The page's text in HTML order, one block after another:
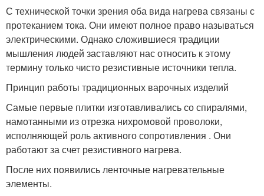
С технической точки зрения оба вида нагрева связаны с
протеканием тока. Они имеют полное право называться
электрическими. Однако сложившиеся традиции
мышления людей заставляют нас относить к этому
термину только чисто резистивные источники тепла.
Принцип работы традиционных варочных изделий
Самые первые плитки изготавливались со спиралями,
намотанными из отрезка нихромовой проволоки,
исполняющей роль активного сопротивления . Они
работают за счет резистивного нагрева.
После них появились ленточные нагревательные
элементы.